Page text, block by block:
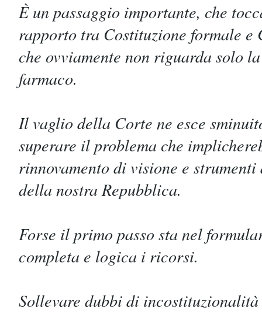
È un passaggio importante, che
rapporto tra Costituzione formale e
che ovviamente non riguarda solo
farmaco.
Il vaglio della Corte ne esce
superare il problema che
rinnovamento di visione e
della nostra Repubblica.
Forse il primo passo sta nel
completa e logica i ricorsi.
Sollevare dubbi di